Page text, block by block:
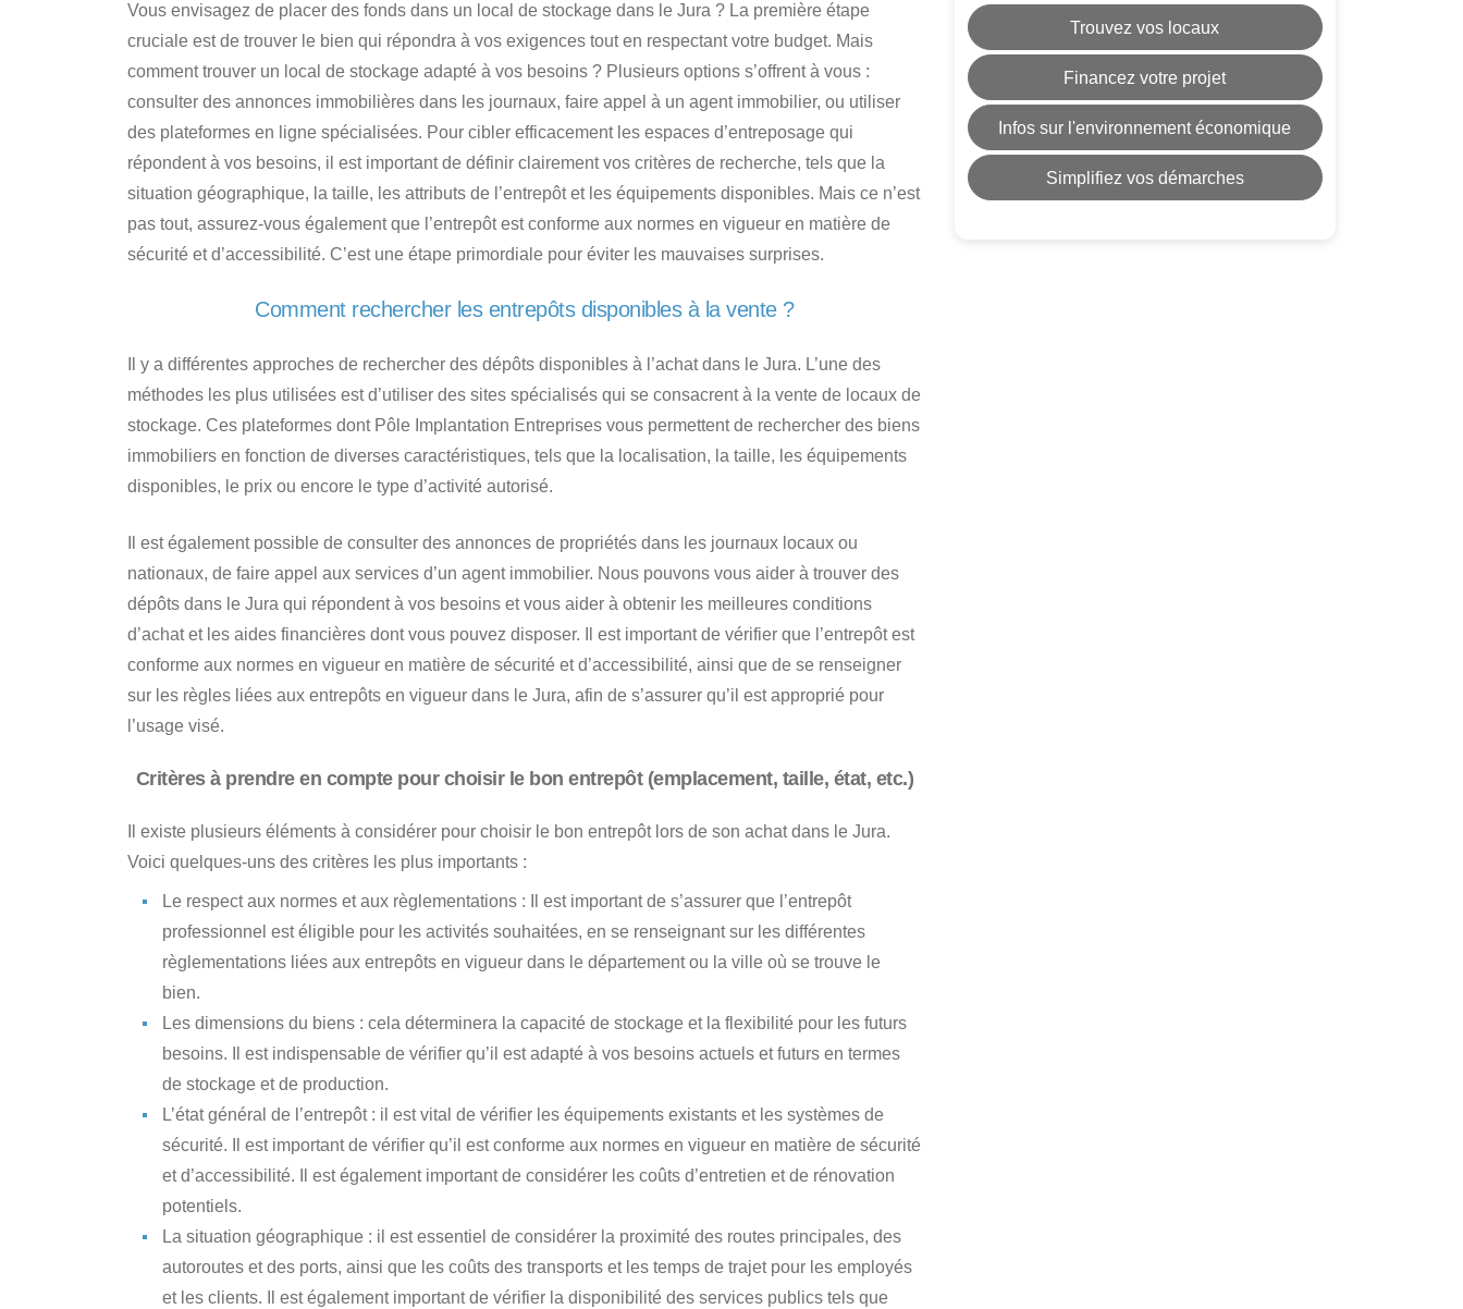
Vous envisagez de placer des fonds dans un local de stockage dans le Jura ? La première étape
cruciale est de trouver le bien qui répondra à vos exigences tout en respectant votre budget. Mais
comment trouver un local de stockage adapté à vos besoins ? Plusieurs options s’offrent à vous :
consulter des annonces immobilières dans les journaux, faire appel à un agent immobilier, ou utiliser
des plateformes en ligne spécialisées. Pour cibler efficacement les espaces d’entreposage qui
répondent à vos besoins, il est important de définir clairement vos critères de recherche, tels que la
situation géographique, la taille, les attributs de l’entrepôt et les équipements disponibles. Mais ce n’est
pas tout, assurez-vous également que l’entrepôt est conforme aux normes en vigueur en matière de
sécurité et d’accessibilité. C’est une étape primordiale pour éviter les mauvaises surprises.
Comment rechercher les entrepôts disponibles à la vente ?
Il y a différentes approches de rechercher des dépôts disponibles à l’achat dans le Jura. L’une des
méthodes les plus utilisées est d’utiliser des sites spécialisés qui se consacrent à la vente de locaux de
stockage. Ces plateformes dont Pôle Implantation Entreprises vous permettent de rechercher des biens
immobiliers en fonction de diverses caractéristiques, tels que la localisation, la taille, les équipements
disponibles, le prix ou encore le type d’activité autorisé.
Il est également possible de consulter des annonces de propriétés dans les journaux locaux ou
nationaux, de faire appel aux services d’un agent immobilier. Nous pouvons vous aider à trouver des
dépôts dans le Jura qui répondent à vos besoins et vous aider à obtenir les meilleures conditions
d’achat et les aides financières dont vous pouvez disposer. Il est important de vérifier que l’entrepôt est
conforme aux normes en vigueur en matière de sécurité et d’accessibilité, ainsi que de se renseigner
sur les règles liées aux entrepôts en vigueur dans le Jura, afin de s’assurer qu’il est approprié pour
l’usage visé.
Critères à prendre en compte pour choisir le bon entrepôt (emplacement, taille, état, etc.)
Il existe plusieurs éléments à considérer pour choisir le bon entrepôt lors de son achat dans le Jura.
Voici quelques-uns des critères les plus importants :
Le respect aux normes et aux règlementations : Il est important de s’assurer que l’entrepôt
professionnel est éligible pour les activités souhaitées, en se renseignant sur les différentes
règlementations liées aux entrepôts en vigueur dans le département ou la ville où se trouve le
bien.
Les dimensions du biens : cela déterminera la capacité de stockage et la flexibilité pour les futurs
besoins. Il est indispensable de vérifier qu’il est adapté à vos besoins actuels et futurs en termes
de stockage et de production.
L’état général de l’entrepôt: il est vital de vérifier les équipements existants et les systèmes de
sécurité. Il est important de vérifier qu’il est conforme aux normes en vigueur en matière de sécurité
et d’accessibilité. Il est également important de considérer les coûts d’entretien et de rénovation
potentiels.
La situation géographique : il est essentiel de considérer la proximité des routes principales, des
autoroutes et des ports, ainsi que les coûts des transports et les temps de trajet pour les employés
et les clients. Il est également important de vérifier la disponibilité des services publics tels que
Trouvez vos locaux
Financez votre projet
Infos sur l'environnement économique
Simplifiez vos démarches